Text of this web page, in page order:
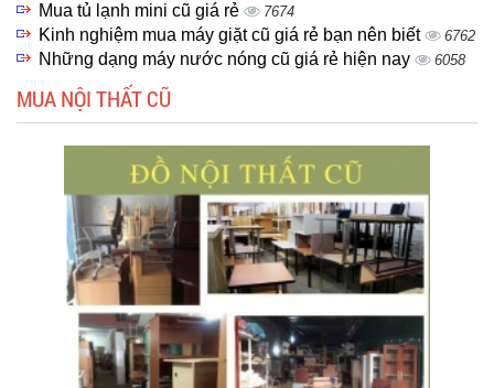
Mua tủ lạnh mini cũ giá rẻ 7674
Kinh nghiệm mua máy giặt cũ giá rẻ bạn nên biết 6762
Những dạng máy nước nóng cũ giá rẻ hiện nay 6058
MUA NỘI THẤT CŨ